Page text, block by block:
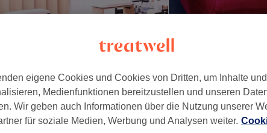
eigene Cookies und Cookies von Dritten, um Inhalte
Medienfunktionen bereitzustellen und unseren
Wir geben auch Informationen über die Nutzung unserer
für soziale Medien, Werbung und Analysen weiter.